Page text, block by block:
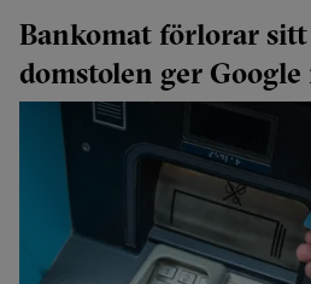
Bankomat förlorar
domstolen ger